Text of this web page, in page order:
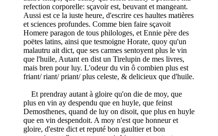
refection corporelle: sçavoir est, beuvant et mangeant.
Aussi est ce la iuste heure, d'escrire ces haultes matières
et sciences profundes. Comme bien faire sçavoit
Homere paragon de tous philologes, et Ennie père des
poëtes latins, ainsi que tesmoigne Horate, quoy qu'un
malautru ait dict, que ses carmes sentoyent plus le vin
que l'huile, Autant en dist un Tirelupin de mes livres,
mais bren pour luy. L'odeur du vin ô combien plus est
friant/ riant/ priant/ plus celeste, & delicieux que d'huile.
Et prendray autant à gloire qu'on die de moy, que
plus en vin ay despendu que en huyle, que feinst
Demosthenes, quand de luy on disoit, que plus en huyle
que en vin despendoit. A moy n'est que honneur et
gloire, d'estre dict et reputé bon gaultier et bon